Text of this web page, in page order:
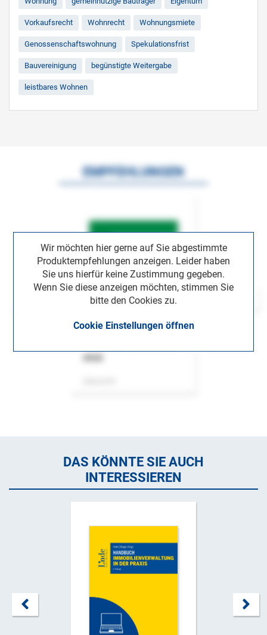
Vorkaufsrecht Wohnrecht Wohnungsmiete
Genossenschaftswohnung Spekulationsfrist
Bauvereinigung begünstigte Weitergabe
leistbares Wohnen
Wir möchten hier gerne auf Sie abgestimmte
Produktempfehlungen anzeigen. Leider haben
Sie uns hierfür keine Zustimmung gegeben.
Wenn Sie diese anzeigen möchten, stimmen Sie
bitte den Cookies zu.
Cookie Einstellungen öffnen
EMPFEHLUNGEN
DAS KÖNNTE SIE AUCH
INTERESSIEREN